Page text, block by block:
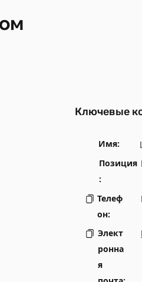
Ключевые
Имя:
Позиция
:
Телеф
он:
Элект
ронна
я